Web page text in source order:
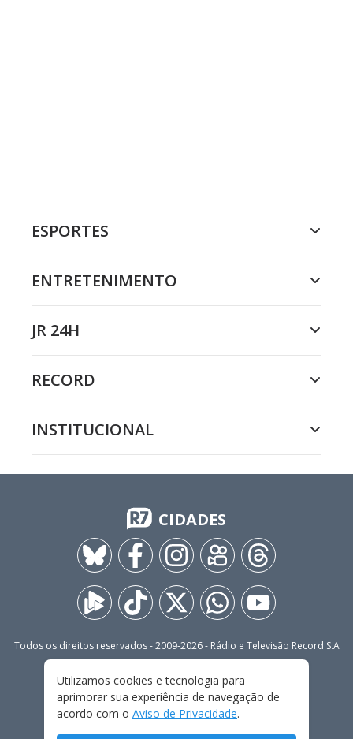
ESPORTES
ENTRETENIMENTO
JR 24H
RECORD
INSTITUCIONAL
CIDADES
Todos os direitos reservados - 2009-2026- Rádio e Televisão Record S.A
FALE CONOSCO
PRIVACIDADE
TERMOS E CONDIÇÕES DE USO
Utilizamos cookies e tecnologia para
aprimorar sua experiência de navegação de
acordo com o Aviso de Privacidade.